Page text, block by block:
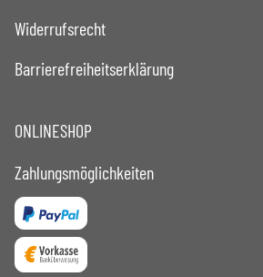
Widerrufsrecht
Barrierefreiheitserklärung
ONLINESHOP
Zahlungsmöglichkeiten